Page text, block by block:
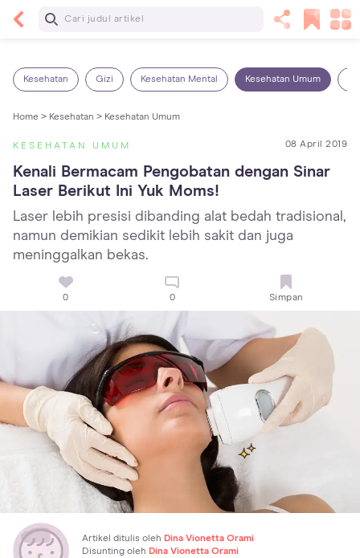
Baca Selanjutnya
Kesehatan Gizi Kesehatan Mental Kesehatan Umum
Home > Kesehatan > Kesehatan Umum
KESEHATAN UMUM 08 April 2019
Kenali Bermacam Pengobatan dengan Sinar
Laser Berikut Ini Yuk Moms!
Laser lebih presisi dibanding alat bedah tradisional,
namun demikian sedikit lebih sakit dan juga
meninggalkan bekas.
0 0 Simpan
Artikel ditulis oleh Dina Vionetta Orami
Disunting oleh Dina Vionetta Orami